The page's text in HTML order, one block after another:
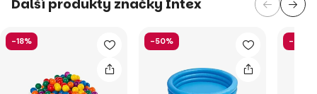
Další produkty značky Intex
-18% -50% -40%